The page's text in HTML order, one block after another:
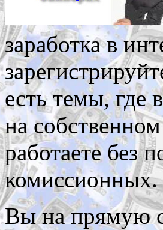
заработка в
есть темы, где
на
работаете без
комиссионных.
Вы на прямую с